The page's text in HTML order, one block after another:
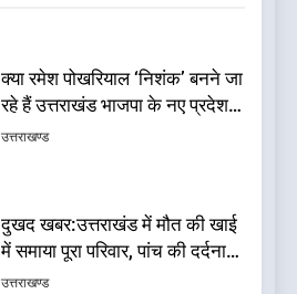
क्या रमेश पोखरियाल ‘निशंक’ बनने जा
रहे हैं उत्तराखंड भाजपा के नए प्रदेश
अध्यक्ष? राजनीति के गलियारों में
उत्तराखण्ड
दुखद खबर:उत्तराखंड में मौत की खाई
में समाया पूरा परिवार, पांच की दर्दनाक
मौत
उत्तराखण्ड